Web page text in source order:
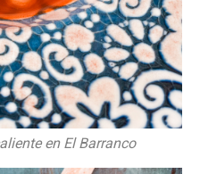
en El Barranco